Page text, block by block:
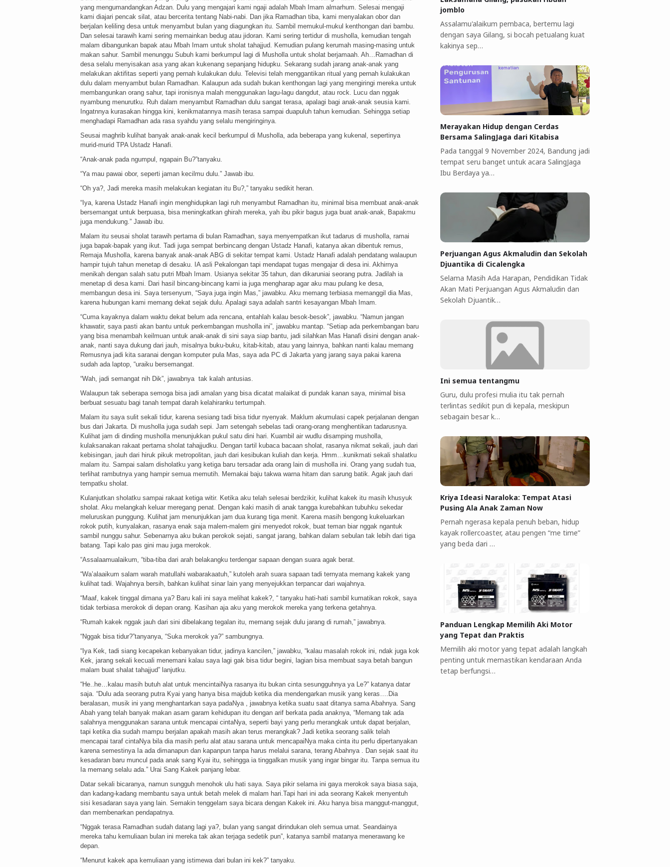
yang mengumandangkan Adzan. Dulu yang mengajari kami ngaji adalah Mbah Imam almarhum. Selesai mengaji
kami diajari pencak silat, atau bercerita tentang Nabi-nabi. Dan jika Ramadhan tiba, kami menyalakan obor dan
berjalan keliling desa untuk menyambut bulan yang diagungkan itu. Sambil memukul-mukul kenthongan dari bambu.
Dan selesai tarawih kami sering memainkan bedug atau jidoran. Kami sering tertidur di musholla, kemudian tengah
malam dibangunkan bapak atau Mbah Imam untuk sholat tahajjud. Kemudian pulang kerumah masing-masing untuk
makan sahur. Sambil menunggu Subuh kami berkumpul lagi di Musholla untuk sholat berjamaah. Ah…Ramadhan di
desa selalu menyisakan asa yang akan kukenang sepanjang hidupku. Sekarang sudah jarang anak-anak yang
melakukan aktifitas seperti yang pernah kulakukan dulu. Televisi telah menggantikan ritual yang pernah kulakukan
dulu dalam menyambut bulan Ramadhan. Kalaupun ada sudah bukan kenthongan lagi yang mengiringi mereka untuk
membangunkan orang sahur, tapi ironisnya malah menggunakan lagu-lagu dangdut, atau rock. Lucu dan nggak
nyambung menurutku. Ruh dalam menyambut Ramadhan dulu sangat terasa, apalagi bagi anak-anak seusia kami.
Ingatnnya kurasakan hingga kini, kenikmatannya masih terasa sampai duapuluh tahun kemudian. Sehingga setiap
menghadapi Ramadhan ada rasa syahdu yang selalu mengiringinya.
Seusai maghrib kulihat banyak anak-anak kecil berkumpul di Musholla, ada beberapa yang kukenal, sepertinya
murid-murid TPA Ustadz Hanafi.
“Anak-anak pada ngumpul, ngapain Bu?”tanyaku.
“Ya mau pawai obor, seperti jaman kecilmu dulu.” Jawab ibu.
“Oh ya?, Jadi mereka masih melakukan kegiatan itu Bu?,” tanyaku sedikit heran.
“Iya, karena Ustadz Hanafi ingin menghidupkan lagi ruh menyambut Ramadhan itu, minimal bisa membuat anak-anak
bersemangat untuk berpuasa, bisa meningkatkan ghirah mereka, yah ibu pikir bagus juga buat anak-anak, Bapakmu
juga mendukung.” Jawab ibu.
Malam itu seusai sholat tarawih pertama di bulan Ramadhan, saya menyempatkan ikut tadarus di musholla, ramai
juga bapak-bapak yang ikut. Tadi juga sempat berbincang dengan Ustadz Hanafi, katanya akan dibentuk remus,
Remaja Musholla, karena banyak anak-anak ABG di sekitar tempat kami. Ustadz Hanafi adalah pendatang walaupun
hampir tujuh tahun menetap di desaku. IA asli Pekalongan tapi mendapat tugas mengajar di desa ini. Akhirnya
menikah dengan salah satu putri Mbah Imam. Usianya sekitar 35 tahun, dan dikaruniai seorang putra. Jadilah ia
menetap di desa kami. Dari hasil bincang-bincang kami ia juga mengharap agar aku mau pulang ke desa,
membangun desa ini. Saya tersenyum, “Saya juga ingin Mas,” jawabku. Aku memang terbiasa memanggil dia Mas,
karena hubungan kami memang dekat sejak dulu. Apalagi saya adalah santri kesayangan Mbah Imam.
“Cuma kayaknya dalam waktu dekat belum ada rencana, entahlah kalau besok-besok”, jawabku. “Namun jangan
khawatir, saya pasti akan bantu untuk perkembangan musholla ini”, jawabku mantap. “Setiap ada perkembangan baru
yang bisa menambah keilmuan untuk anak-anak di sini saya siap bantu, jadi silahkan Mas Hanafi disini dengan anak-
anak, nanti saya dukung dari jauh, misalnya buku-buku, kitab-kitab, atau yang lainnya, bahkan nanti kalau memang
Remusnya jadi kita saranai dengan komputer pula Mas, saya ada PC di Jakarta yang jarang saya pakai karena
sudah ada laptop, “uraiku bersemangat.
“Wah, jadi semangat nih Dik”, jawabnya tak kalah antusias.
Walaupun tak seberapa semoga bisa jadi amalan yang bisa dicatat malaikat di pundak kanan saya, minimal bisa
berbuat sesuatu bagi tanah tempat darah kelahiranku tertumpah.
Malam itu saya sulit sekali tidur, karena sesiang tadi bisa tidur nyenyak. Maklum akumulasi capek perjalanan dengan
bus dari Jakarta. Di musholla juga sudah sepi. Jam setengah sebelas tadi orang-orang menghentikan tadarusnya.
Kulihat jam di dinding musholla menunjukkan pukul satu dini hari. Kuambil air wudlu disamping musholla,
kulaksanakan rakaat pertama sholat tahajjudku. Dengan tartil kubaca bacaan sholat, rasanya nikmat sekali, jauh dari
kebisingan, jauh dari hiruk pikuk metropolitan, jauh dari kesibukan kuliah dan kerja. Hmm…kunikmati sekali shalatku
malam itu. Sampai salam disholatku yang ketiga baru tersadar ada orang lain di musholla ini. Orang yang sudah tua,
terlihat rambutnya yang hampir semua memutih. Memakai baju takwa warna hitam dan sarung batik. Agak jauh dari
tempatku sholat.
Kulanjutkan sholatku sampai rakaat ketiga witir. Ketika aku telah selesai berdzikir, kulihat kakek itu masih khusyuk
sholat. Aku melangkah keluar meregang penat. Dengan kaki masih di anak tangga kurebahkan tubuhku sekedar
meluruskan punggung. Kulihat jam menunjukkan jam dua kurang tiga menit. Karena masih bengong kukeluarkan
rokok putih, kunyalakan, rasanya enak saja malem-malem gini menyedot rokok, buat teman biar nggak ngantuk
sambil nunggu sahur. Sebenarnya aku bukan perokok sejati, sangat jarang, bahkan dalam sebulan tak lebih dari tiga
batang. Tapi kalo pas gini mau juga merokok.
“Assalaamualaikum, “tiba-tiba dari arah belakangku terdengar sapaan dengan suara agak berat.
“Wa’alaaikum salam warah matullahi wabarakaatuh,” kutoleh arah suara sapaan tadi ternyata memang kakek yang
kulihat tadi. Wajahnya bersih, bahkan kulihat sinar lain yang menyejukkan terpancar dari wajahnya.
“Maaf, kakek tinggal dimana ya? Baru kali ini saya melihat kakek?, “ tanyaku hati-hati sambil kumatikan rokok, saya
tidak terbiasa merokok di depan orang. Kasihan aja aku yang merokok mereka yang terkena getahnya.
“Rumah kakek nggak jauh dari sini dibelakang tegalan itu, memang sejak dulu jarang di rumah,” jawabnya.
“Nggak bisa tidur?”tanyanya, “Suka merokok ya?” sambungnya.
“Iya Kek, tadi siang kecapekan kebanyakan tidur, jadinya kancilen,” jawabku, “kalau masalah rokok ini, ndak juga kok
Kek, jarang sekali kecuali menemani kalau saya lagi gak bisa tidur begini, lagian bisa membuat saya betah bangun
malam buat shalat tahajjud” lanjutku.
“He..he…kalau masih butuh alat untuk mencintaiNya rasanya itu bukan cinta sesungguhnya ya Le?” katanya datar
saja. “Dulu ada seorang putra Kyai yang hanya bisa majdub ketika dia mendengarkan musik yang keras….Dia
beralasan, musik ini yang menghantarkan saya padaNya , jawabnya ketika suatu saat ditanya sama Abahnya. Sang
Abah yang telah banyak makan asam garam kehidupan itu dengan arif berkata pada anaknya, “Memang tak ada
salahnya menggunakan sarana untuk mencapai cintaNya, seperti bayi yang perlu merangkak untuk dapat berjalan,
tapi ketika dia sudah mampu berjalan apakah masih akan terus merangkak? Jadi ketika seorang salik telah
mencapai taraf cintaNya bila dia masih perlu alat atau sarana untuk mencapaiNya maka cinta itu perlu dipertanyakan
karena semestinya Ia ada dimanapun dan kapanpun tanpa harus melalui sarana, terang Abahnya . Dan sejak saat itu
kesadaran baru muncul pada anak sang Kyai itu, sehingga ia tinggalkan musik yang ingar bingar itu. Tanpa semua itu
Ia memang selalu ada.” Urai Sang Kakek panjang lebar.
Datar sekali bicaranya, namun sungguh menohok ulu hati saya. Saya pikir selama ini gaya merokok saya biasa saja,
dan kadang-kadang membantu saya untuk betah melek di malam hari.Tapi hari ini ada seorang Kakek menyentuh
sisi kesadaran saya yang lain. Semakin tenggelam saya bicara dengan Kakek ini. Aku hanya bisa manggut-manggut,
dan membenarkan pendapatnya.
“Nggak terasa Ramadhan sudah datang lagi ya?, bulan yang sangat dirindukan oleh semua umat. Seandainya
mereka tahu kemuliaan bulan ini mereka tak akan terjaga sedetik pun”, katanya sambil matanya menerawang ke
depan.
“Menurut kakek apa kemuliaan yang istimewa dari bulan ini kek?” tanyaku.
jomblo
Assalamu'alaikum pembaca, bertemu lagi
dengan saya Gilang, si bocah petualang kuat
kakinya sep…
Merayakan Hidup dengan Cerdas
Bersama SalingJaga dari Kitabisa
Pada tanggal 9 November 2024, Bandung jadi
tempat seru banget untuk acara SalingJaga
Ibu Berdaya ya…
Perjuangan Agus Akmaludin dan Sekolah
Djuantika di Cicalengka
Selama Masih Ada Harapan, Pendidikan Tidak
Akan Mati Perjuangan Agus Akmaludin dan
Sekolah Djuantik…
Ini semua tentangmu
Guru, dulu profesi mulia itu tak pernah
terlintas sedikit pun di kepala, meskipun
sebagain besar k…
Kriya Ideasi Naraloka: Tempat Atasi
Pusing Ala Anak Zaman Now
Pernah ngerasa kepala penuh beban, hidup
kayak rollercoaster, atau pengen “me time”
yang beda dari …
Panduan Lengkap Memilih Aki Motor
yang Tepat dan Praktis
Memilih aki motor yang tepat adalah langkah
penting untuk memastikan kendaraan Anda
tetap berfungsi…